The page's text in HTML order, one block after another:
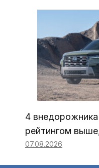
4
рейтингом
07.08.2026